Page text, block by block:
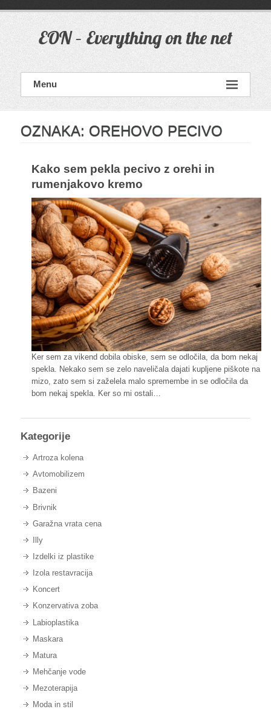
EON – Everything on the net
Menu
OZNAKA: OREHOVO PECIVO
Kako sem pekla pecivo z orehi in
rumenjakovo kremo
Ker sem za vikend dobila obiske, sem se odločila, da bom nekaj
spekla. Nekako sem se zelo naveličala dajati kupljene piškote na
mizo, zato sem si zaželela malo spremembe in se odločila da
bom nekaj spekla. Ker so mi ostali…
Kategorije
Artroza kolena
Avtomobilizem
Bazeni
Brivnik
Garažna vrata cena
Illy
Izdelki iz plastike
Izola restavracija
Koncert
Konzervativa zoba
Labioplastika
Maskara
Matura
Mehčanje vode
Mezoterapija
Moda in stil